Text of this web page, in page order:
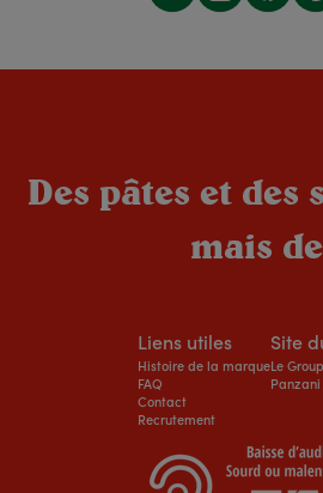
Des pâtes et des
mais
Liens utiles
Histoire de la marque
FAQ
Contact
Recrutement
Site
Le
Panzani